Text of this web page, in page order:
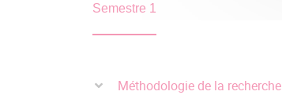
Semestre 1
Méthodologie de la recherche